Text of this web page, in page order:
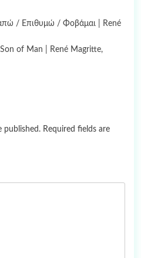
/ Επιθυμώ / Φοβάμαι | René
of Man | René Magritte,
published. Required fields are